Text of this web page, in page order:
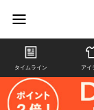
タイムライン アイ